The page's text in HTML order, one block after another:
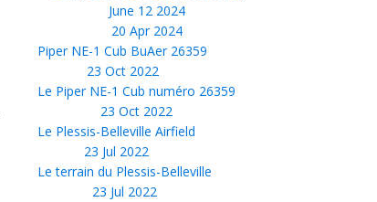
June 12 2024
20 Apr 2024
Piper NE-1 Cub BuAer 26359
23 Oct 2022
Le Piper NE-1 Cub numéro 26359
23 Oct 2022
Le Plessis-Belleville Airfield
23 Jul 2022
Le terrain du Plessis-Belleville
23 Jul 2022